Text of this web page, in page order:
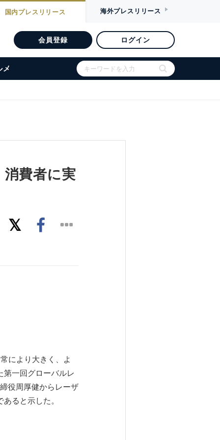
国内プレスリリース 海外プレスリリース
会員登録 ログイン
メ
費者に実
により大きく、よ
第一回グローバルレ
役周厚健からレーザ
ると示した。